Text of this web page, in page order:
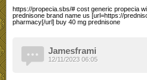
https://propecia.sbs/# cost generic propecia
prednisone brand name us [url=https://
pharmacy[/url] buy 40 mg prednisone
Jamesframi
12/11/2023 06:05